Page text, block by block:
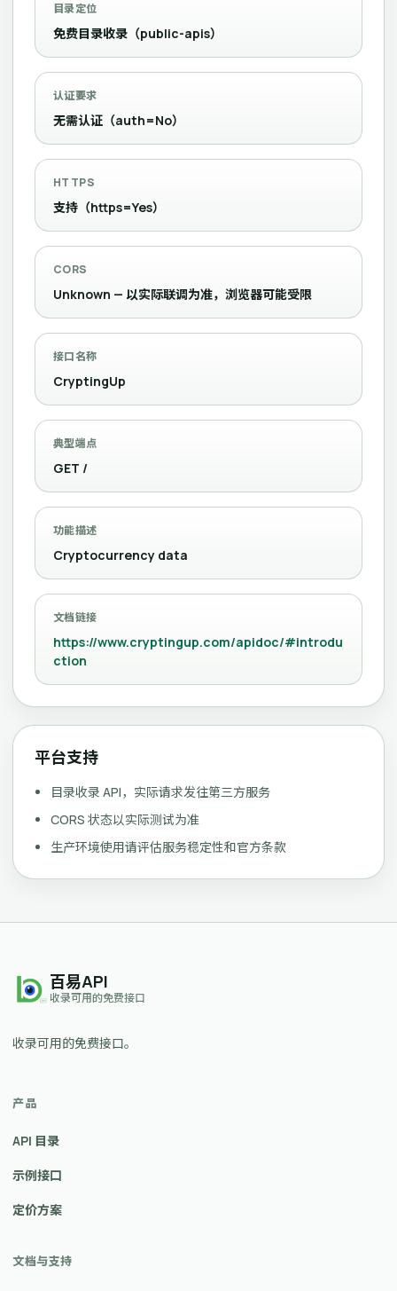
目录定位
免费目录收录（public-apis）
认证要求
无需认证（auth=No）
HTTPS
支持（https=Yes）
CORS
Unknown — 以实际联调为准，浏览器可能受限
接口名称
CryptingUp
典型端点
GET /
功能描述
Cryptocurrency data
文档链接
https://www.cryptingup.com/apidoc/#introdu
ction
平台支持
目录收录 API，实际请求发往第三方服务
CORS 状态以实际测试为准
生产环境使用请评估服务稳定性和官方条款
百易API
收录可用的免费接口
收录可用的免费接口。
产品
API 目录
示例接口
定价方案
文档与支持